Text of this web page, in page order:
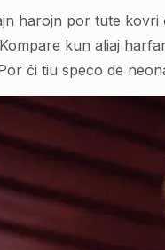
harojn por tute
kun aliaj
ĉi tiu speco de